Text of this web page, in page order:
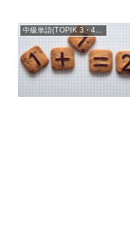
中級単語(TOPIK 3・4級)